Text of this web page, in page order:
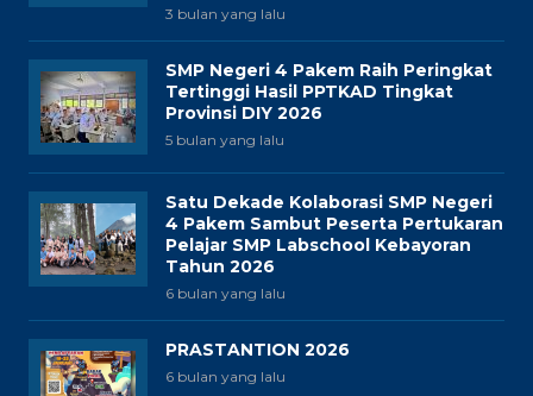
3 bulan yang lalu
SMP Negeri 4 Pakem Raih Peringkat
Tertinggi Hasil PPTKAD Tingkat
Provinsi DIY 2026
5 bulan yang lalu
Satu Dekade Kolaborasi SMP Negeri
4 Pakem Sambut Peserta Pertukaran
Pelajar SMP Labschool Kebayoran
Tahun 2026
6 bulan yang lalu
PRASTANTION 2026
6 bulan yang lalu